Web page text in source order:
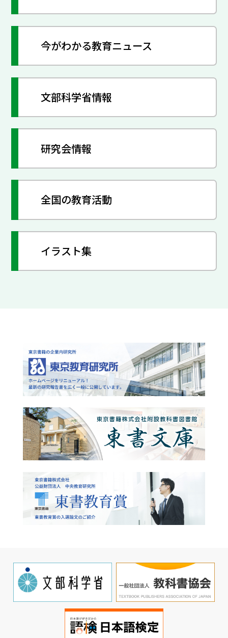
今がわかる教育ニュース
文部科学省情報
研究会情報
全国の教育活動
イラスト集